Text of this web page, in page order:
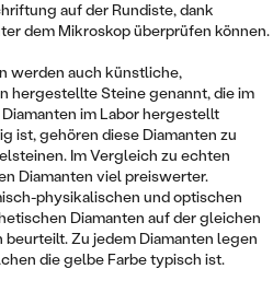
ZUM
ZUM EINFASSEN
auf der Rundiste, dank
dem Mikroskop überprüfen können.
werden auch künstliche,
hergestellte Steine genannt, die im
im Labor hergestellt
ist, gehören diese Diamanten zu
Im Vergleich zu echten
Diamanten viel preiswerter.
physikalischen und optischen
Diamanten auf der gleichen
Zu jedem Diamanten legen
die gelbe Farbe typisch ist.